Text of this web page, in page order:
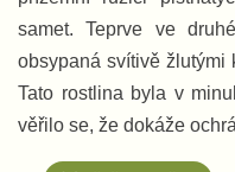
samet. Teprve ve
obsypaná svítivě žlutými
Tato rostlina byla v
věřilo se, že dokáže